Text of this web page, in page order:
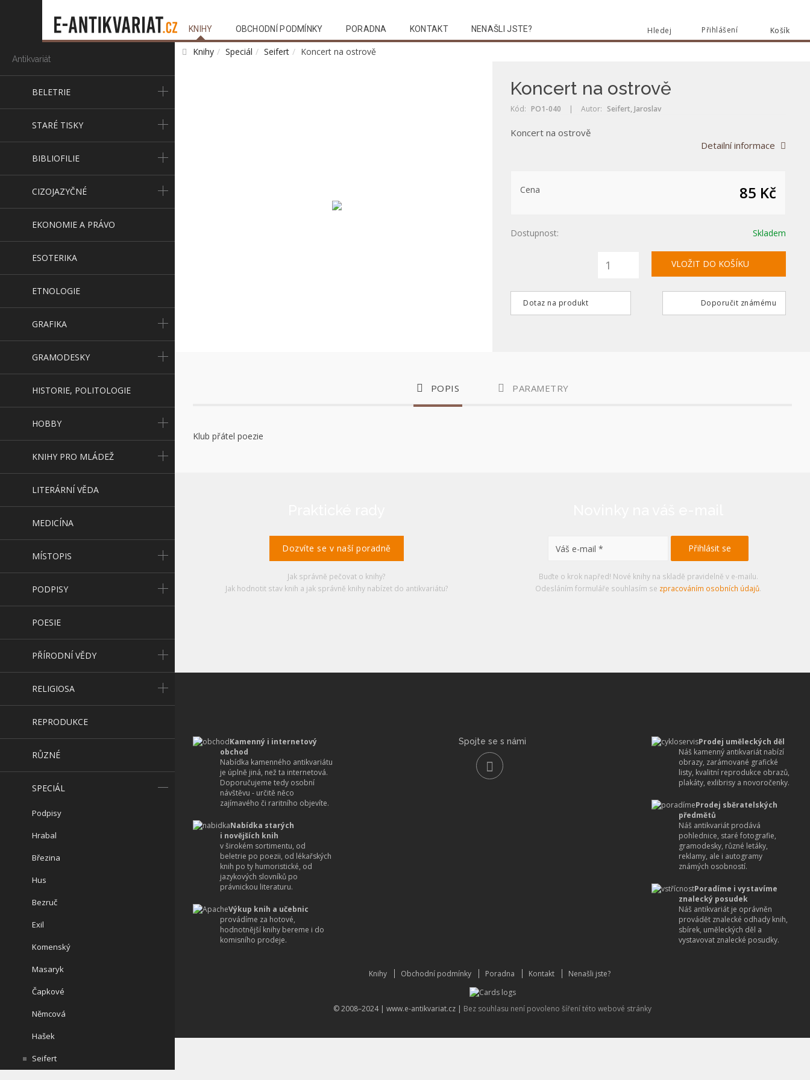
Košík
Přihlášení
Hledej
KNIHY OBCHODNÍ PODMÍNKY PORADNA KONTAKT NENAŠLI JSTE?
Antikvariát
BELETRIE
STARÉ TISKY
BIBLIOFILIE
CIZOJAZYČNÉ
EKONOMIE A PRÁVO
ESOTERIKA
ETNOLOGIE
GRAFIKA
GRAMODESKY
HISTORIE, POLITOLOGIE
HOBBY
KNIHY PRO MLÁDEŽ
LITERÁRNÍ VĚDA
MEDICÍNA
MÍSTOPIS
PODPISY
POESIE
PŘÍRODNÍ VĚDY
RELIGIOSA
REPRODUKCE
RŮZNÉ
SPECIÁL
Podpisy
Hrabal
Březina
Hus
Bezruč
Exil
Komenský
Masaryk
Čapkové
Němcová
Hašek
Seifert
Knihy Speciál Seifert Koncert na ostrově
Koncert na ostrově
Kód: PO1-040 | Autor: Seifert, Jaroslav
Koncert na ostrově
Detailní informace
Cena 85 Kč
Dostupnost: Skladem
Dotaz na produkt Doporučit známému
POPIS PARAMETRY
Klub přátel poezie
Dozvíte se v naší poradně
Jak správně pečovat o knihy?
Jak hodnotit stav knih a jak správně knihy nabízet do antikvariátu?
Buďte o krok napřed! Nové knihy na skladě pravidelně v e-mailu.
Odesláním formuláře souhlasím se zpracováním osobních údajů.
Kamenný i internetový
obchod
Nabídka kamenného antikvariátu
je úplně jiná, než ta internetová.
Doporučujeme tedy osobní
návštěvu - určitě něco
zajímavého či raritního objevíte.
Nabídka starých
i novějších knih
v širokém sortimentu, od
beletrie po poezii, od lékařských
knih po ty humoristické, od
jazykových slovníků po
právnickou literaturu.
Výkup knih a učebnic
provádíme za hotové,
hodnotnější knihy bereme i do
komisního prodeje.
Prodej uměleckých děl
Náš kamenný antikvariát nabízí
obrazy, zarámované grafické
listy, kvalitní reprodukce obrazů,
plakáty, exlibrisy a novoročenky.
Prodej sběratelských
předmětů
Náš antikvariát prodává
pohlednice, staré fotografie,
gramodesky, různé letáky,
reklamy, ale i autogramy
známých osobností.
Poradíme i vystavíme
znalecký posudek
Náš antikvariát je oprávněn
provádět znalecké odhady knih,
sbírek, uměleckých děl a
vystavovat znalecké posudky.
Spojte se s námi
Knihy Obchodní podmínky Poradna Kontakt Nenašli jste?
© 2008–2024 | www.e-antikvariat.cz | Bez souhlasu není povoleno šíření této webové stránky